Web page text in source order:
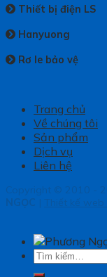
Thiết bị điện LS
Hanyuong
Rơ le bảo vệ
Trang chủ
Về chúng tôi
Sản phẩm
Dịch vụ
Liên hệ
Copyright © 2010 -
NGỌC | Thiết kế web
Tìm